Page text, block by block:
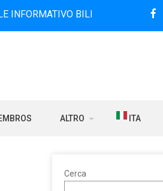
BILINGUE CHE DAL 2006
ALTRO ITA
Cerca